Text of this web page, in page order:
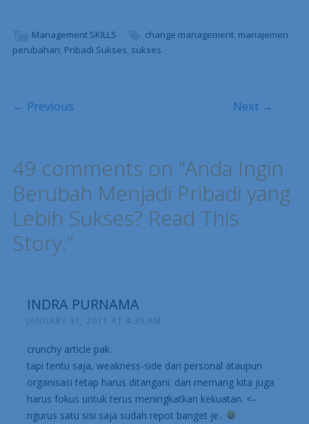
Management SKILLS change management, manajemen
perubahan, Pribadi Sukses, sukses.
Post navigation
← Previous Next →
49 comments on “Anda Ingin
Berubah Menjadi Pribadi yang
Lebih Sukses? Read This
Story.”
INDRA PURNAMA
JANUARY 31, 2011 AT 4:39 AM
crunchy article pak.
tapi tentu saja, weakness-side dari personal ataupun
organisasi tetap harus ditangani. dan memang kita juga
harus fokus untuk terus meningkatkan kekuatan. <–
ngurus satu sisi saja sudah repot banget je..